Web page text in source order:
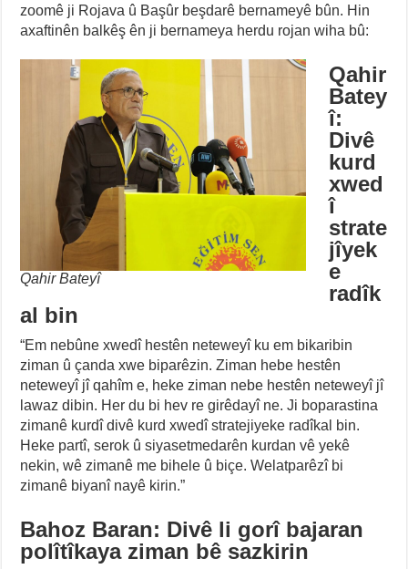
zoomê ji Rojava û Başûr beşdarê bernameyê bûn. Hin
axaftinên balkêş ên ji bernameya herdu rojan wiha bû:
Qahir Bateyî
Qahir
Batey
î:
Divê
kurd
xwed
î
strate
jîyek
e
radîk
al bin
“Em nebûne xwedî hestên neteweyî ku em bikaribin
ziman û çanda xwe biparêzin. Ziman hebe hestên
neteweyî jî qahîm e, heke ziman nebe hestên neteweyî jî
lawaz dibin. Her du bi hev re girêdayî ne. Ji boparastina
zimanê kurdî divê kurd xwedî stratejiyeke radîkal bin.
Heke partî, serok û siyasetmedarên kurdan vê yekê
nekin, wê zimanê me bihele û biçe. Welatparêzî bi
zimanê biyanî nayê kirin.”
Bahoz Baran: Divê li gorî bajaran
polîtîkaya ziman bê sazkirin